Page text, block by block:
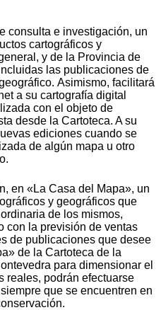
consulta e investigación, un
cartográficos y
y de la Provincia de
las publicaciones de
Asimismo, facilitará
a su cartografía digital
con el objeto de
desde la Cartoteca. A su
ediciones cuando se
de algún mapa u otro
en «La Casa del Mapa», un
y geográficos que
de los mismos,
con la previsión de ventas
de publicaciones que desee
de la Cartoteca de la
para dimensionar el
reales, podrán efectuarse
que se encuentren en